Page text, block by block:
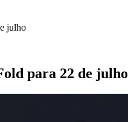
julho
para 22 de julho